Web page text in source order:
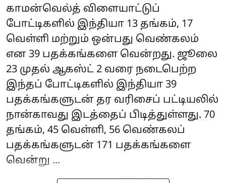
காமன்வெல்த் விளையாட்டுப்
போட்டிகளில் இந்தியா 13 தங்கம், 17
வெள்ளி மற்றும் ஒன்பது வெண்கலம்
என 39 பதக்கங்களை வென்றது. ஜூலை
23 முதல் ஆகஸ்ட் 2 வரை நடைபெற்ற
இந்தப் போட்டிகளில் இந்தியா 39
பதக்கங்களுடன் தர வரிசைப் பட்டியலில்
நான்காவது இடத்தைப் பிடித்துள்ளது. 70
தங்கம், 45 வெள்ளி, 56 வெண்கலப்
பதக்கங்களுடன் 171 பதக்கங்களை
வென்று ...